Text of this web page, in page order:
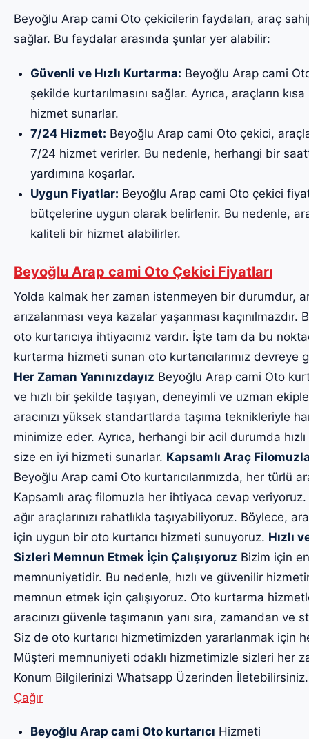
Beyoğlu Arap cami Oto çekicilerin faydaları, araç
sağlar. Bu faydalar arasında şunlar yer alabilir:
Güvenli ve Hızlı Kurtarma: Beyoğlu Arap cami
şekilde kurtarılmasını sağlar. Ayrıca, araçların
hizmet sunarlar.
7/24 Hizmet: Beyoğlu Arap cami Oto çekici,
7/24 hizmet verirler. Bu nedenle, herhangi bir
yardımına koşarlar.
Uygun Fiyatlar: Beyoğlu Arap cami Oto çekici
bütçelerine uygun olarak belirlenir. Bu nedenle,
kaliteli bir hizmet alabilirler.
Beyoğlu Arap cami Oto Çekici Fiyatları
Yolda kalmak her zaman istenmeyen bir durumdur,
arızalanması veya kazalar yaşanması
oto kurtarıcıya ihtiyacınız vardır. İşte tam da bu
kurtarma hizmeti sunan oto kurtarıcılarımız devreye
Her Zaman Yanınızdayız Beyoğlu Arap cami Oto
ve hızlı bir şekilde taşıyan, deneyimli ve uzman
aracınızı yüksek standartlarda taşıma teknikleriyle
minimize eder. Ayrıca, herhangi bir acil durumda
size en iyi hizmeti sunarlar. Kapsamlı Araç
Beyoğlu Arap cami Oto kurtarıcılarımızda, her türlü
Kapsamlı araç filomuzla her ihtiyaca cevap
ağır araçlarınızı rahatlıkla taşıyabiliyoruz. Böylece,
için uygun bir oto kurtarıcı hizmeti sunuyoruz. Hızlı
Sizleri Memnun Etmek İçin Çalışıyoruz Bizim için
memnuniyetidir. Bu nedenle, hızlı ve güvenilir
memnun etmek için çalışıyoruz. Oto kurtarma
aracınızı güvenle taşımanın yanı sıra, zamandan
Siz de oto kurtarıcı hizmetimizden yararlanmak için
Müşteri memnuniyeti odaklı hizmetimizle sizleri her
Konum Bilgilerinizi Whatsapp Üzerinden
Çağır
Beyoğlu Arap cami Oto kurtarıcı Hizmeti